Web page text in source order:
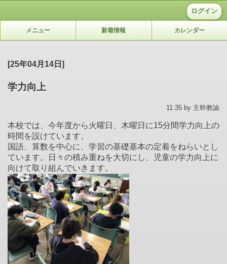
ログイン
メニュー 新着情報 カレンダー
[25年04月14日]
学力向上
11:35 by 主幹教諭
本校では、今年度から火曜日、木曜日に15分間学力向上の
時間を設けています。
国語、算数を中心に、学習の基礎基本の定着をねらいとし
ています。日々の積み重ねを大切にし、児童の学力向上に
向けて取り組んでいきます。